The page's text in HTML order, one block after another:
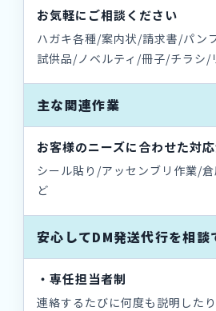
お気軽にご相談ください
ハガキ各種/案内状/請求書/パン
試供品/ノベルティ/冊子/チラシ/
主な関連作業
お客様のニーズに合わせた対応
シール貼り/アッセンブリ作業/
ど
安心してDM発送代行を相談
・専任担当者制
連絡するたびに何度も説明した